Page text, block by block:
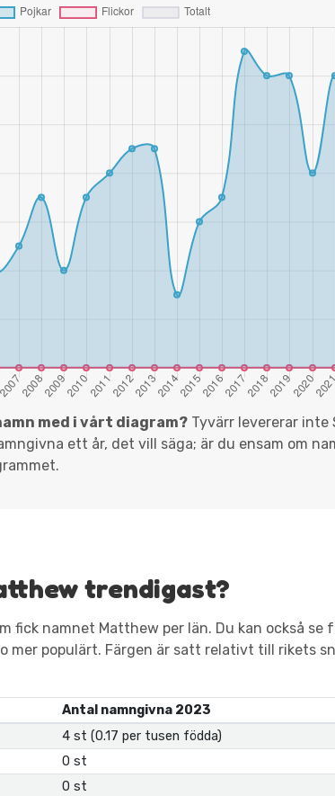
med i vårt diagram?Tyvärr levererar inte
ett år, det vill säga; är du ensam om
trendigast?
fick namnet Matthew per län. Du kan också se
mer populärt. Färgen är satt relativt till rikets
Antal namngivna 2023
4 st (0.17 per tusen födda)
0 st
0 st